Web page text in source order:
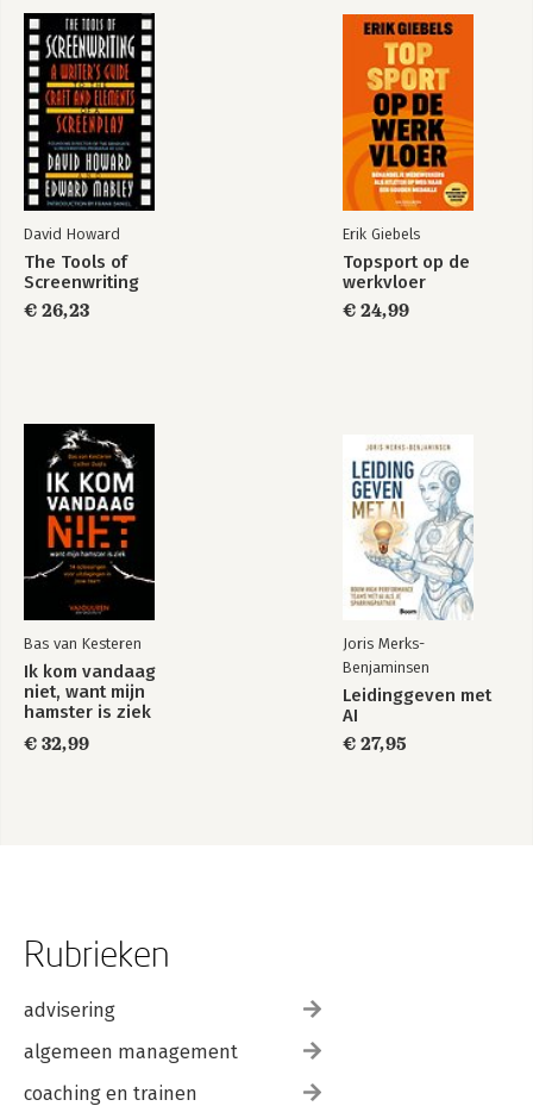
David Howard
The Tools of
Screenwriting
€ 26,23
Erik Giebels
Topsport op de
werkvloer
€ 24,99
Bas van Kesteren
Ik kom vandaag
niet, want mijn
hamster is ziek
€ 32,99
Joris Merks-
Benjaminsen
Leidinggeven met
AI
€ 27,95
Rubrieken
advisering
algemeen management
coaching en trainen